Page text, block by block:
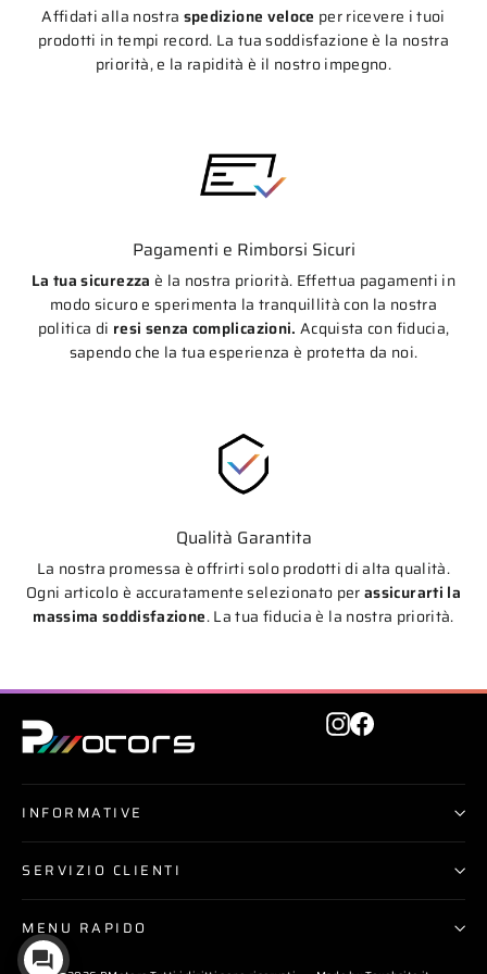
Affidati alla nostra spedizione veloce per ricevere i tuoi
prodotti in tempi record. La tua soddisfazione è la nostra
priorità, e la rapidità è il nostro impegno.
Pagamenti e Rimborsi Sicuri
La tua sicurezza è la nostra priorità. Effettua pagamenti in
modo sicuro e sperimenta la tranquillità con la nostra
politica di resi senza complicazioni. Acquista con fiducia,
sapendo che la tua esperienza è protetta da noi.
Qualità Garantita
La nostra promessa è offrirti solo prodotti di alta qualità.
Ogni articolo è accuratamente selezionato perassicurarti la
massima soddisfazione. La tua fiducia è la nostra priorità.
Instagram
Facebook
INFORMATIVE
SERVIZIO CLIENTI
MENU RAPIDO